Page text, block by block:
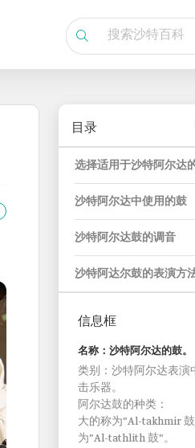
目录
选择适用于沙特阿尔达
沙特阿尔达中使用的鼓
沙特阿尔达鼓的调音
沙特阿达尔鼓的表演方
信息框
名称：沙特阿尔达的鼓。
类别：沙特阿尔达表演
击乐器。
阿尔达鼓的种类：
大的称为"Al-takhmir
为"Al-tathlith 鼓"。